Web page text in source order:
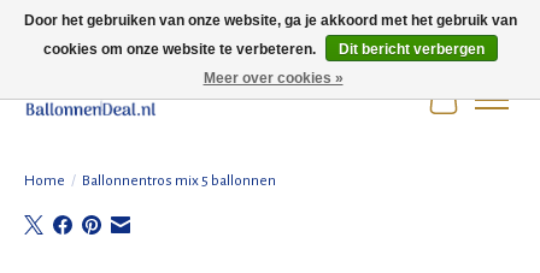
Wij zijn gesloten t/m 3 augustus i.v.m. de zomervakantie.
Home / Ballonnentros mix 5 ballonnen
Door het gebruiken van onze website, ga je akkoord met het gebruik van
cookies om onze website te verbeteren.
Dit bericht verbergen
Meer over cookies »